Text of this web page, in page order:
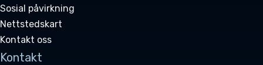
Sosial påvirkning
Nettstedskart
Kontakt oss
Kontakt